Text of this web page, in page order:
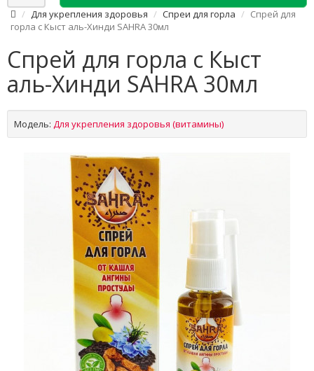
Для укрепления здоровья Спреи для горла
Спрей для
горла с Кыст аль-Хинди SAHRA 30мл
Спрей для горла с Кыст
аль-Хинди SAHRA 30мл
Модель: Для укрепления здоровья (витамины)